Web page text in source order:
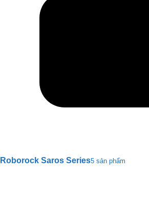
Roborock Saros Series5 sản phẩm